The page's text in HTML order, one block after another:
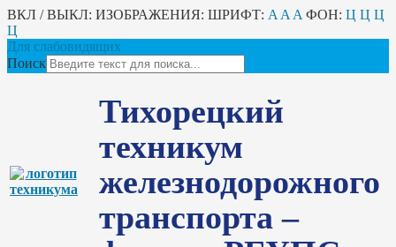
ВКЛ / ВЫКЛ: ИЗОБРАЖЕНИЯ: ШРИФТ: A A A ФОН: Ц Ц Ц
Ц
Для слабовидящих
Поиск
Тихорецкий
техникум
железнодорожного
транспорта –